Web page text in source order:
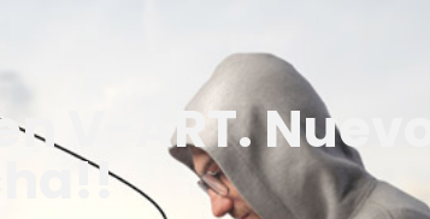
V-ART. Nuevos